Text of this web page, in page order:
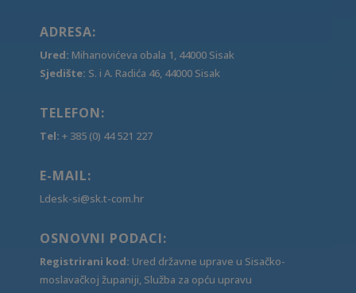
ADRESA:
Ured: Mihanovićeva obala 1, 44000 Sisak
Sjedište: S. i A. Radića 46, 44000 Sisak
TELEFON:
Tel: + 385 (0) 44 521 227
E-MAIL:
Ldesk-si@sk.t-com.hr
OSNOVNI PODACI:
Registrirani kod: Ured državne uprave u Sisačko-
moslavačkoj županiji, Služba za opću upravu